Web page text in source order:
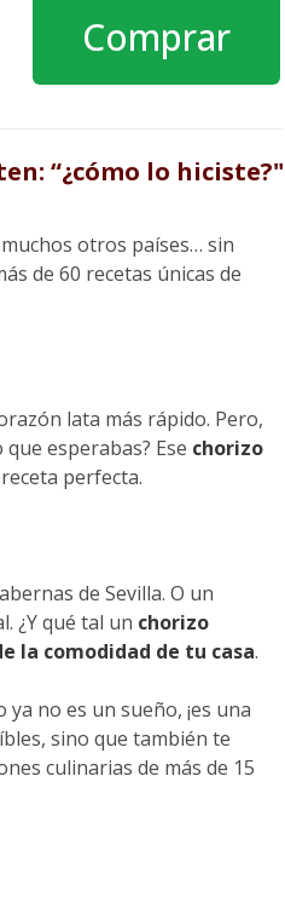
Comprar
“¿cómo lo hiciste?"
otros países… sin
de 60 recetas únicas de
lata más rápido. Pero,
esperabas? Ese chorizo
perfecta.
de Sevilla. O un
¿Y qué tal un chorizo
la comodidad de tu casa.
ya no es un sueño, ¡es una
sino que también te
culinarias de más de 15